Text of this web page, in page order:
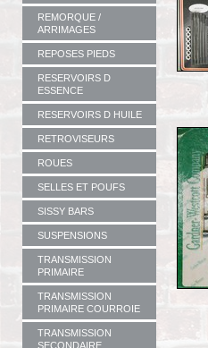
REMORQUE /
ARRIMAGES
REPOSES PIEDS
RESERVOIRS D
ESSENCE
RESERVOIRS D HUILE
RETROVISEURS
ROUES
SELLES ET POUFS
SISSY BARS
SUSPENSIONS
TRANSMISSION
PRIMAIRE
TRANSMISSION
PRIMAIRE COURROIE
TRANSMISSION
SECONDAIRE